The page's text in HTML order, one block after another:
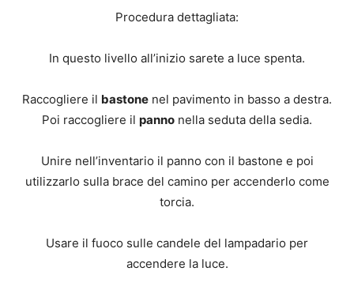
Procedura dettagliata:
In questo livello all’inizio sarete a luce spenta.
Raccogliere il bastone nel pavimento in basso a destra.
Poi raccogliere il panno nella seduta della sedia.
Unire nell’inventario il panno con il bastone e poi
utilizzarlo sulla brace del camino per accenderlo come
torcia.
Usare il fuoco sulle candele del lampadario per
accendere la luce.